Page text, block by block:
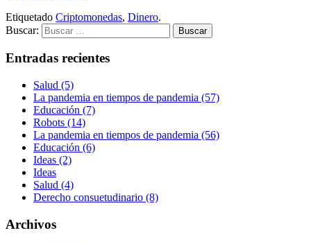
Etiquetado Criptomonedas, Dinero.
Buscar:
Entradas recientes
Salud (5)
La pandemia en tiempos de pandemia (57)
Educación (7)
Robots (14)
La pandemia en tiempos de pandemia (56)
Educación (6)
Ideas (2)
Ideas
Salud (4)
Derecho consuetudinario (8)
Archivos